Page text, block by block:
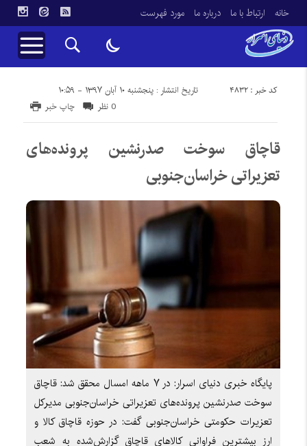
خانه ارتباط با ما درباره ما مورد فهرست
تاریخ انتشار : پنجشنبه ۱۰ آبان ۱۳۹۷ - ۱۰:۵۹ کد خبر : 4832
چاپ خبر 0 نظر
قاچاق سوخت صدرنشین پرونده‌های
تعزیراتی خراسان‌جنوبی
پایگاه خبری دنیای اسرار: در ۷ ماهه امسال محقق شد: قاچاق
سوخت صدرنشین پرونده‌های تعزیراتی خراسان‌جنوبی مدیرکل
تعزیرات حکومتی خراسان‌جنوبی گفت: در حوزه قاچاق کالا و
ارز بیشترین فراوانی کالاهای قاچاق گزارش‌شده به شعب